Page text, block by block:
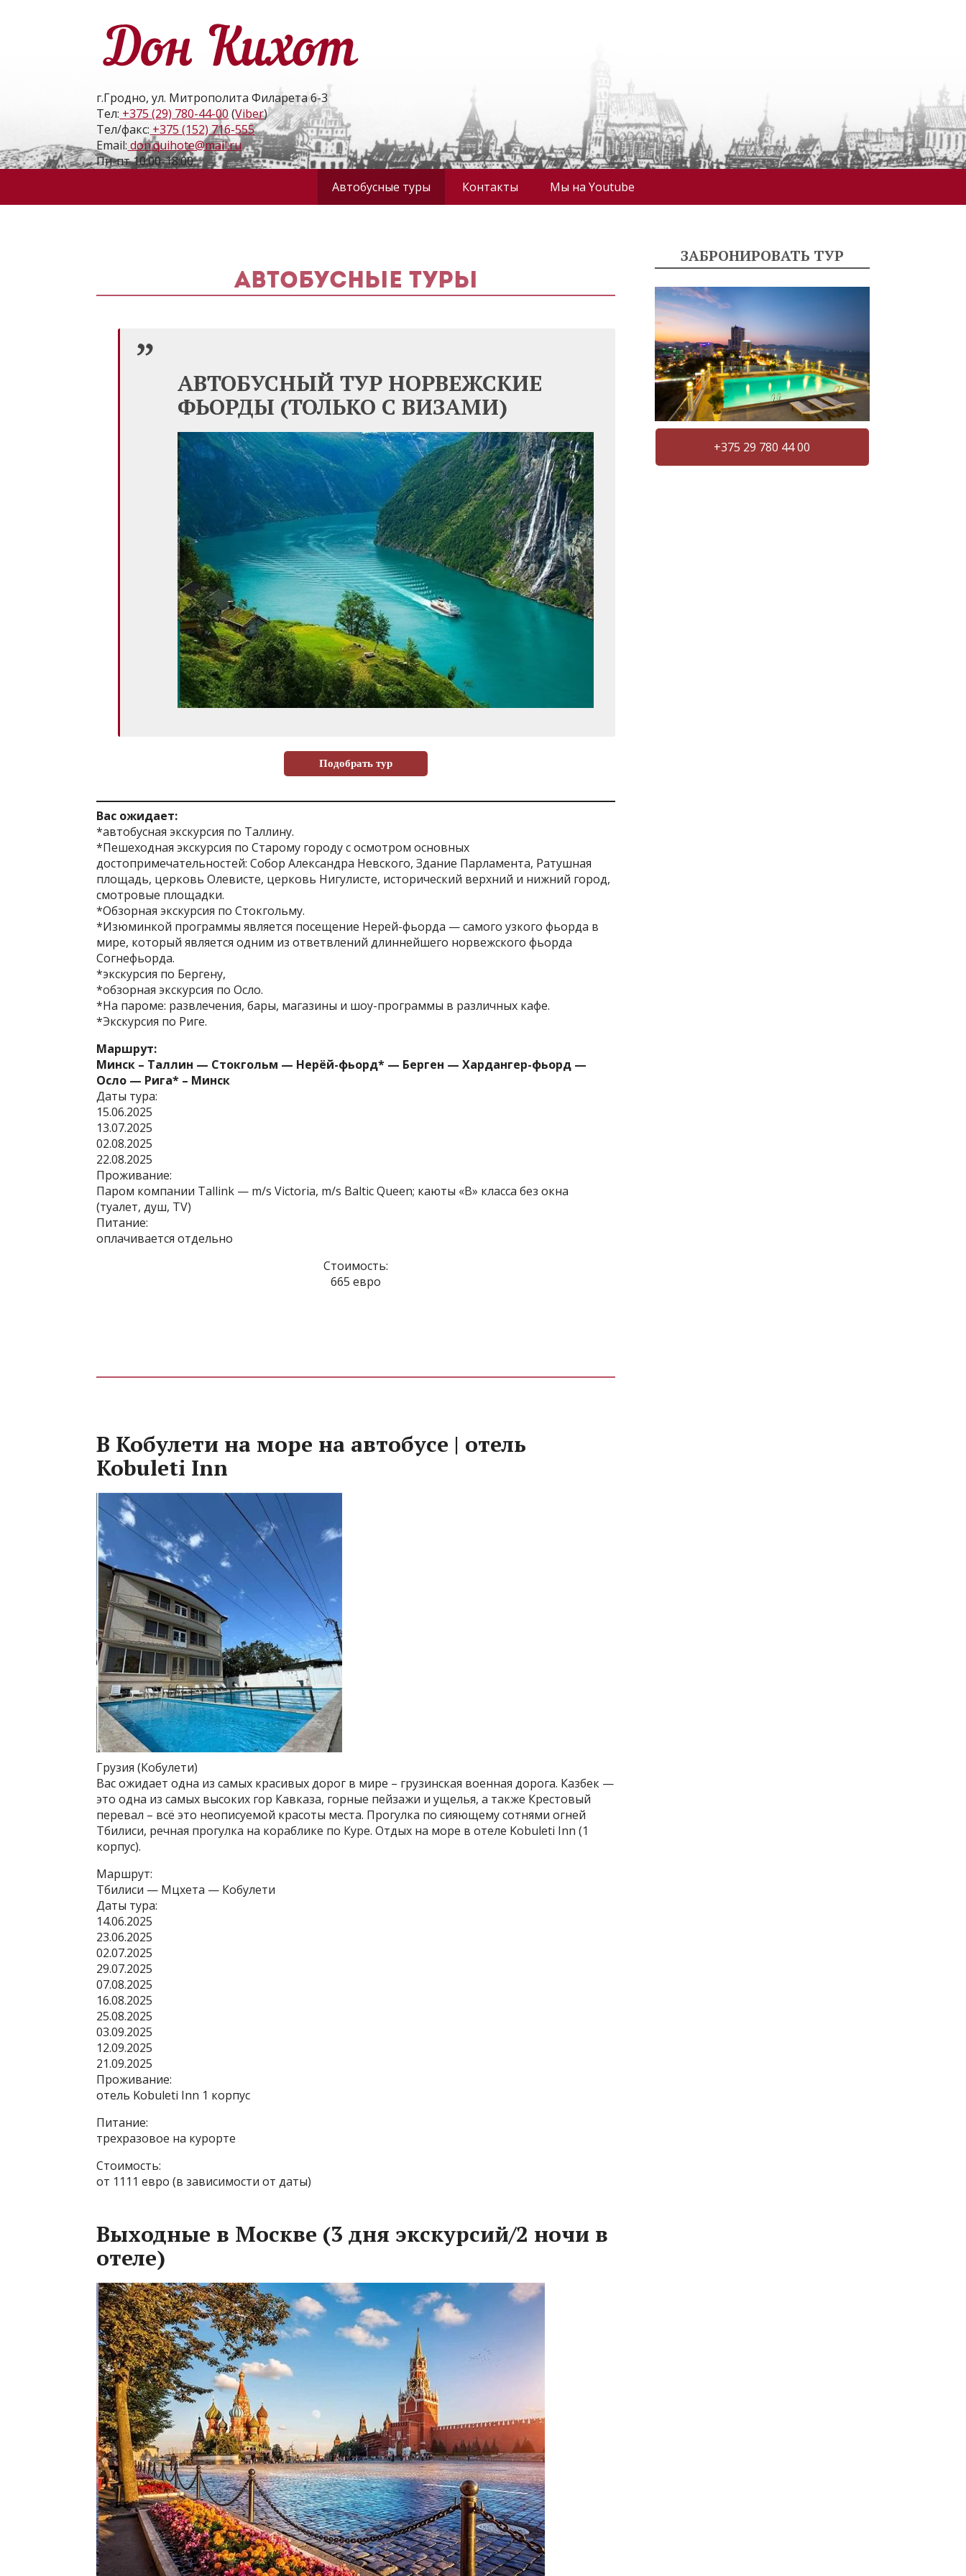
г.Гродно, ул. Митрополита Филарета 6-3
Тел: +375 (29) 780-44-00 (Viber)
Тел/факс: +375 (152) 716-555
Email: don.quihote@mail.ru
Пн-пт 10:00-18:00
Автобусные туры
Контакты Мы на Youtube
Автобусные туры
АВТОБУСНЫЙ ТУР НОРВЕЖСКИЕ
ФЬОРДЫ (ТОЛЬКО С ВИЗАМИ)
Подобрать тур
Вас ожидает:
*автобусная экскурсия по Таллину.
*Пешеходная экскурсия по Старому городу с осмотром основных
достопримечательностей: Собор Александра Невского, Здание Парламента, Ратушная
площадь, церковь Олевисте, церковь Нигулисте, исторический верхний и нижний город,
смотровые площадки.
*Обзорная экскурсия по Стокгольму.
*Изюминкой программы является посещение Нерей-фьорда — самого узкого фьорда в
мире, который является одним из ответвлений длиннейшего норвежского фьорда
Согнефьорда.
*экскурсия по Бергену,
*обзорная экскурсия по Осло.
*На пароме: развлечения, бары, магазины и шоу-программы в различных кафе.
*Экскурсия по Риге.
Маршрут:
Минск – Таллин — Стокгольм — Нерёй-фьорд* — Берген — Хардангер-фьорд —
Осло — Рига* – Минск
Даты тура:
15.06.2025
13.07.2025
02.08.2025
22.08.2025
Проживание:
Паром компании Tallink — m/s Victoria, m/s Baltic Queen; каюты «В» класса без окна
(туалет, душ, TV)
Питание:
оплачивается отдельно
Стоимость:
665 евро
В Кобулети на море на автобусе | отель
Kobuleti Inn
Грузия (Кобулети)
Вас ожидает одна из самых красивых дорог в мире – грузинская военная дорога. Казбек —
это одна из самых высоких гор Кавказа, горные пейзажи и ущелья, а также Крестовый
перевал – всё это неописуемой красоты места. Прогулка по сияющему сотнями огней
Тбилиси, речная прогулка на кораблике по Куре. Отдых на море в отеле Kobuleti Inn (1
корпус).
Маршрут:
Тбилиси — Мцхета — Кобулети
Даты тура:
14.06.2025
23.06.2025
02.07.2025
29.07.2025
07.08.2025
16.08.2025
25.08.2025
03.09.2025
12.09.2025
21.09.2025
Проживание:
отель Kobuleti Inn 1 корпус
Питание:
трехразовое на курорте
Стоимость:
от 1111 евро (в зависимости от даты)
Выходные в Москве (3 дня экскурсий/2 ночи в
отеле)
ЗАБРОНИРОВАТЬ ТУР
+375 29 780 44 00